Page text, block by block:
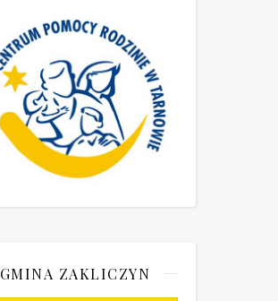
GMINA ZAKLICZYN